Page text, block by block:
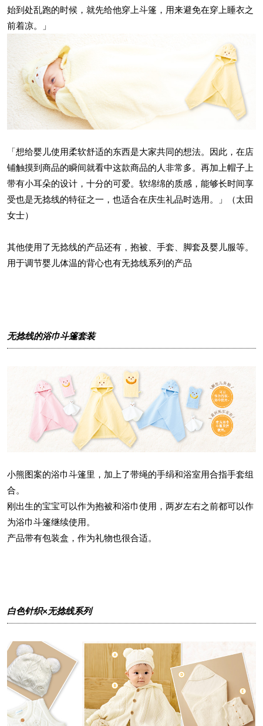
始到处乱跑的时候，就先给他穿上斗篷，用来避免在穿上睡衣之
前着凉。」
「想给婴儿使用柔软舒适的东西是大家共同的想法。因此，在店
铺触摸到商品的瞬间就看中这款商品的人非常多。再加上帽子上
带有小耳朵的设计，十分的可爱。软绵绵的质感，能够长时间享
受也是无捻线的特征之一，也适合在庆生礼品时选用。」（太田
女士）
其他使用了无捻线的产品还有，抱被、手套、脚套及婴儿服等。
用于调节婴儿体温的背心也有无捻线系列的产品
无捻线的浴巾斗篷套装
小熊图案的浴巾斗篷里，加上了带绳的手绢和浴室用合指手套组
合。
刚出生的宝宝可以作为抱被和浴巾使用，两岁左右之前都可以作
为浴巾斗篷继续使用。
产品带有包装盒，作为礼物也很合适。
白色针织×无捻线系列